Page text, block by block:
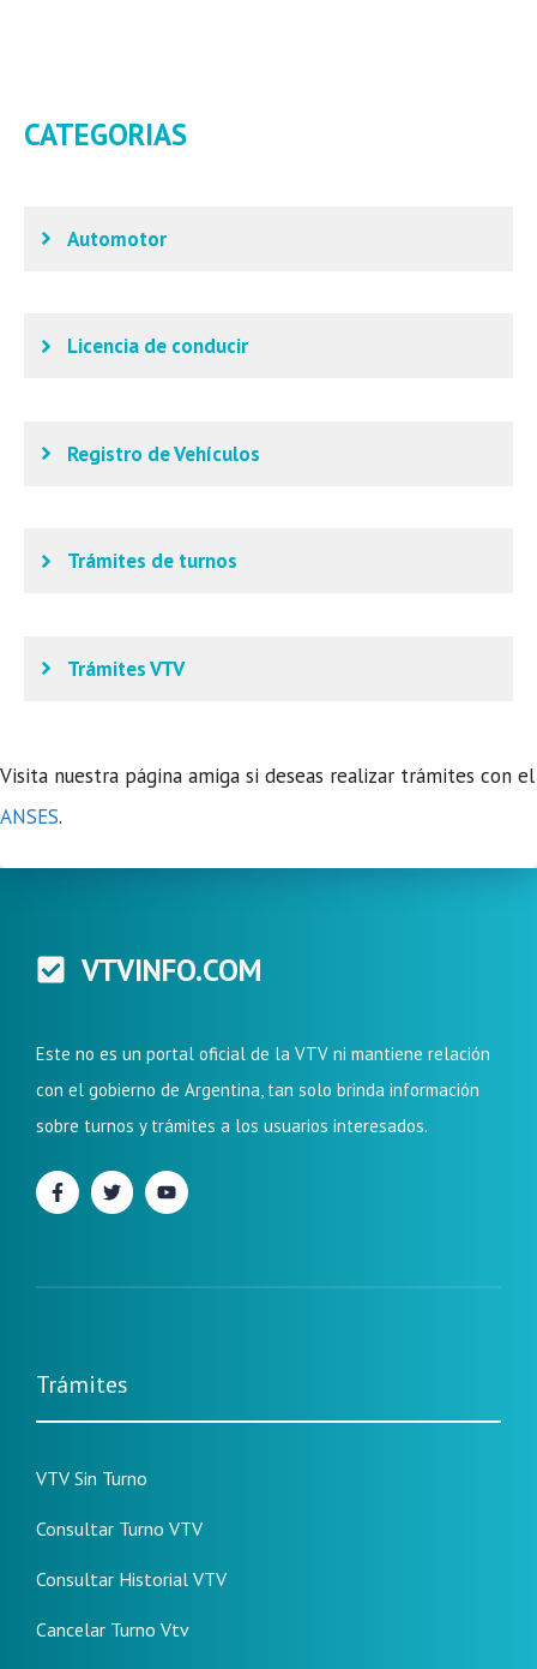
CATEGORIAS
Automotor
Licencia de conducir
Registro de Vehículos
Trámites de turnos
Trámites VTV
Visita nuestra página amiga si deseas realizar trámites con el
ANSES.
VTVINFO.COM
Este no es un portal oficial de la VTV ni mantiene relación
con el gobierno de Argentina, tan solo brinda información
sobre turnos y trámites a los usuarios interesados.
Trámites
VTV Sin Turno
Consultar Turno VTV
Consultar Historial VTV
Cancelar Turno Vtv